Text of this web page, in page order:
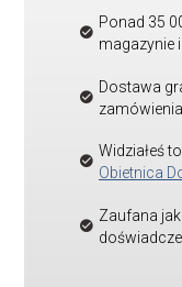
Ponad 35
magazynie
Dostawa
zamówienia
Widziałeś
Obietnica
Zaufana